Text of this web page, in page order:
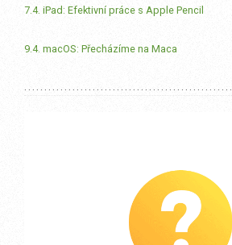
7.4. iPad: Efektivní práce s Apple Pencil
9.4. macOS: Přecházíme na Maca